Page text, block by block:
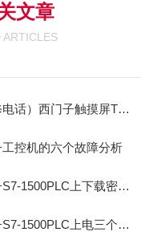
文章
ARTICLES
西门子触摸屏TP1500开机进不去系统修复专家
控机的六个故障分析
上下载密码解密（可远程解密）
上电三个指示灯不亮常见故障修理